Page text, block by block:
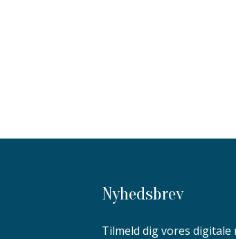
Nyhedsbrev
Tilmeld dig vores